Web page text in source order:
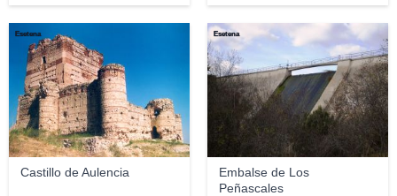
Castillo de Aulencia
Esetena
Embalse de Los
Peñascales
Esetena